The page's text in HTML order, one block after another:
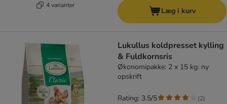
4 varianter
Læg i kurv
Lukullus koldpresset kylling
& Fuldkornsris
Økonomipakke: 2 x 15 kg: ny
opskrift
Rating: 3.5/5 (2)